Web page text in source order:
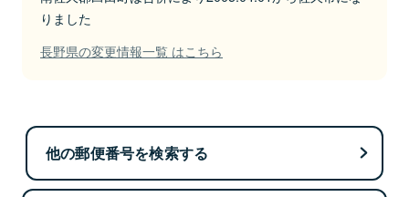
りました
長野県の変更情報一覧 はこちら
他の郵便番号を検索する